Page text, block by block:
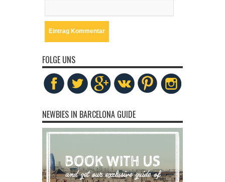
FOLGE UNS
NEWBIES IN BARCELONA GUIDE